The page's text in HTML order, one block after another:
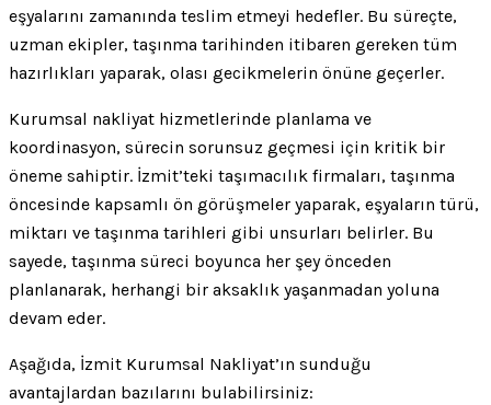
eşyalarını zamanında teslim etmeyi hedefler. Bu süreçte,
uzman ekipler, taşınma tarihinden itibaren gereken tüm
hazırlıkları yaparak, olası gecikmelerin önüne geçerler.
Kurumsal nakliyat hizmetlerinde planlama ve
koordinasyon, sürecin sorunsuz geçmesi için kritik bir
öneme sahiptir. İzmit’teki taşımacılık firmaları, taşınma
öncesinde kapsamlı ön görüşmeler yaparak, eşyaların türü,
miktarı ve taşınma tarihleri gibi unsurları belirler. Bu
sayede, taşınma süreci boyunca her şey önceden
planlanarak, herhangi bir aksaklık yaşanmadan yoluna
devam eder.
Aşağıda, İzmit Kurumsal Nakliyat’ın sunduğu
avantajlardan bazılarını bulabilirsiniz: